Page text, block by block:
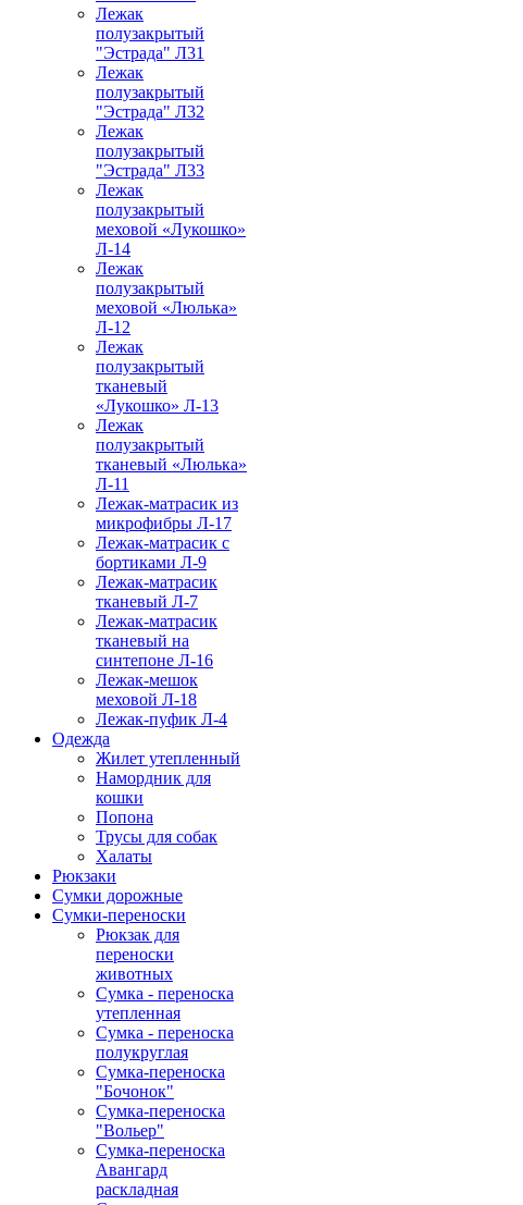
Лежак
полузакрытый
"Эстрада" Л31
Лежак
полузакрытый
"Эстрада" Л32
Лежак
полузакрытый
"Эстрада" Л33
Лежак
полузакрытый
меховой «Лукошко»
Л-14
Лежак
полузакрытый
меховой «Люлька»
Л-12
Лежак
полузакрытый
тканевый
«Лукошко» Л-13
Лежак
полузакрытый
тканевый «Люлька»
Л-11
Лежак-матрасик из
микрофибры Л-17
Лежак-матрасик с
бортиками Л-9
Лежак-матрасик
тканевый Л-7
Лежак-матрасик
тканевый на
синтепоне Л-16
Лежак-мешок
меховой Л-18
Лежак-пуфик Л-4
Одежда
Жилет утепленный
Намордник для
кошки
Попона
Трусы для собак
Халаты
Рюкзаки
Сумки дорожные
Сумки-переноски
Рюкзак для
переноски
животных
Сумка - переноска
утепленная
Сумка - переноска
полукруглая
Сумка-переноска
"Бочонок"
Сумка-переноска
"Вольер"
Сумка-переноска
Авангард
раскладная